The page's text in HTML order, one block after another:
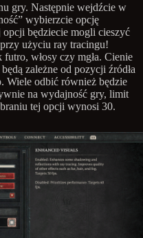
gry. Następnie wejdźcie w
wybierzcie opcję
opcji będziecie mogli cieszyć
użyciu ray tracingu!
włosy czy mgła. Cienie
zależne od pozycji źródła
Wiele odbić również będzie
na wydajność gry, limit
tej opcji wynosi 30.